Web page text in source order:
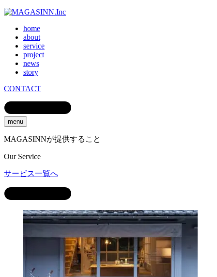
home
about
service
project
news
story
CONTACT
menu
MAGASINNが提供すること
Our Service
サービス一覧へ